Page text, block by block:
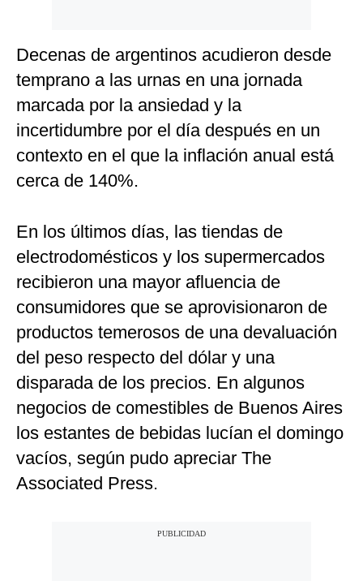
Decenas de argentinos acudieron desde
temprano a las urnas en una jornada
marcada por la ansiedad y la
incertidumbre por el día después en un
contexto en el que la inflación anual está
cerca de 140%.
En los últimos días, las tiendas de
electrodomésticos y los supermercados
recibieron una mayor afluencia de
consumidores que se aprovisionaron de
productos temerosos de una devaluación
del peso respecto del dólar y una
disparada de los precios. En algunos
negocios de comestibles de Buenos Aires
los estantes de bebidas lucían el domingo
vacíos, según pudo apreciar The
Associated Press.